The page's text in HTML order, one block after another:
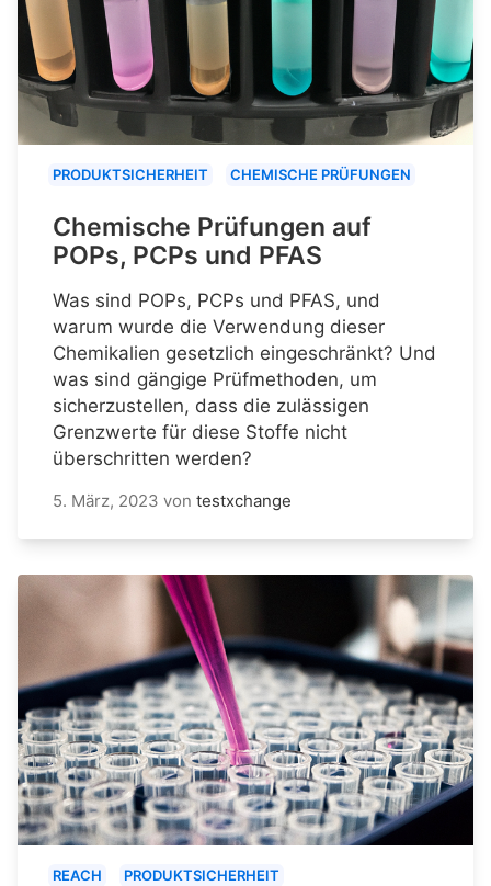
PRODUKTSICHERHEIT CHEMISCHE PRÜFUNGEN
Chemische Prüfungen auf
POPs, PCPs und PFAS
Was sind POPs, PCPs und PFAS, und
warum wurde die Verwendung dieser
Chemikalien gesetzlich eingeschränkt? Und
was sind gängige Prüfmethoden, um
sicherzustellen, dass die zulässigen
Grenzwerte für diese Stoffe nicht
überschritten werden?
5. März, 2023 von testxchange
REACH PRODUKTSICHERHEIT